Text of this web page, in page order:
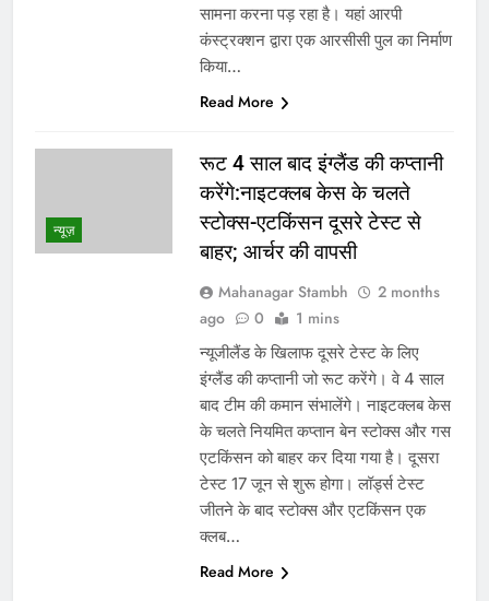
सामना करना पड़ रहा है। यहां आरपी
कंस्ट्रक्शन द्वारा एक आरसीसी पुल का निर्माण
किया…
Read More
न्यूज़
रूट 4 साल बाद इंग्लैंड की कप्तानी
करेंगे:नाइटक्लब केस के चलते
स्टोक्स-एटकिंसन दूसरे टेस्ट से
बाहर; आर्चर की वापसी
Mahanagar Stambh
2 months
ago
0 1 mins
न्यूजीलैंड के खिलाफ दूसरे टेस्ट के लिए
इंग्लैंड की कप्तानी जो रूट करेंगे। वे 4 साल
बाद टीम की कमान संभालेंगे। नाइटक्लब केस
के चलते नियमित कप्तान बेन स्टोक्स और गस
एटकिंसन को बाहर कर दिया गया है। दूसरा
टेस्ट 17 जून से शुरू होगा। लॉर्ड्स टेस्ट
जीतने के बाद स्टोक्स और एटकिंसन एक
क्लब…
Read More